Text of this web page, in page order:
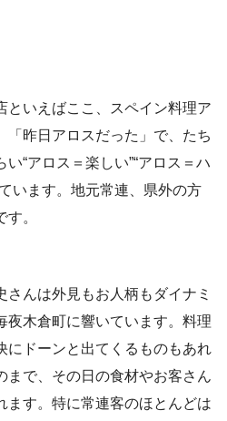
といえばここ、スペイン料理ア
「昨日アロスだった」で、たち
“アロス＝楽しい”“アロス＝ハ
います。地元常連、県外の方
。
さんは外見もお人柄もダイナミ
夜木倉町に響いています。料理
にドーンと出てくるものもあれ
まで、その日の食材やお客さん
ます。特に常連客のほとんどは